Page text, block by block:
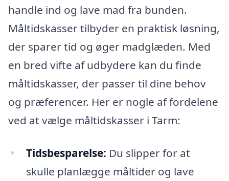
handle ind og lave mad fra bunden.
Måltidskasser tilbyder en praktisk løsning,
der sparer tid og øger madglæden. Med
en bred vifte af udbydere kan du finde
måltidskasser, der passer til dine behov
og præferencer. Her er nogle af fordelene
ved at vælge måltidskasser i Tarm:
Tidsbesparelse: Du slipper for at
skulle planlægge måltider og lave